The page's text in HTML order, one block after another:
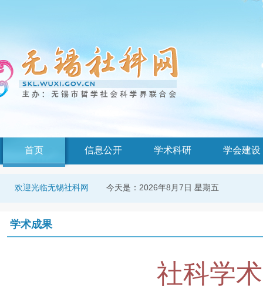
首页 信息公开 学术科研 学会建设
欢迎光临无锡社科网 今天是： 2026年8月7日 星期五
学术成果
社科学